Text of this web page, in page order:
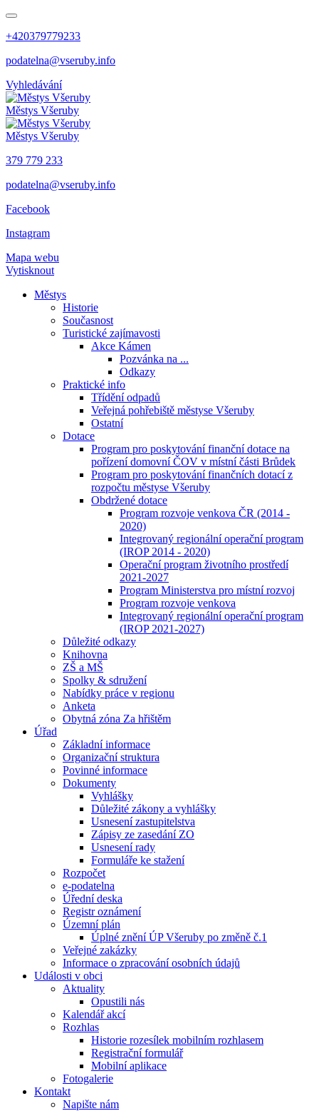
+420379779233
podatelna@vseruby.info
Vyhledávání
Městys Všeruby
Městys Všeruby
379 779 233
podatelna@vseruby.info
Facebook
Instagram
Mapa webu
Vytisknout
Městys
Historie
Současnost
Turistické zajímavosti
Akce Kámen
Pozvánka na ...
Odkazy
Praktické info
Třídění odpadů
Veřejná pohřebiště městyse Všeruby
Ostatní
Dotace
Program pro poskytování finanční dotace na
pořízení domovní ČOV v místní části Brůdek
Program pro poskytování finančních dotací z
rozpočtu městyse Všeruby
Obdržené dotace
Program rozvoje venkova ČR (2014 -
2020)
Integrovaný regionální operační program
(IROP 2014 - 2020)
Operační program životního prostředí
2021-2027
Program Ministerstva pro místní rozvoj
Program rozvoje venkova
Integrovaný regionální operační program
(IROP 2021-2027)
Důležité odkazy
Knihovna
ZŠ a MŠ
Spolky & sdružení
Nabídky práce v regionu
Anketa
Obytná zóna Za hřištěm
Úřad
Základní informace
Organizační struktura
Povinné informace
Dokumenty
Vyhlášky
Důležité zákony a vyhlášky
Usnesení zastupitelstva
Zápisy ze zasedání ZO
Usnesení rady
Formuláře ke stažení
Rozpočet
e-podatelna
Úřední deska
Registr oznámení
Územní plán
Úplné znění ÚP Všeruby po změně č.1
Veřejné zakázky
Informace o zpracování osobních údajů
Události v obci
Aktuality
Opustili nás
Kalendář akcí
Rozhlas
Historie rozesílek mobilním rozhlasem
Registrační formulář
Mobilní aplikace
Fotogalerie
Kontakt
Napište nám